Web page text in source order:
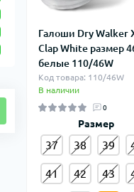
Галоши Dry Walker
Clap White размер
белые 110/46W
Код товара: 110/46W
В наличии
0
Размер
37 38 39
41 42 43